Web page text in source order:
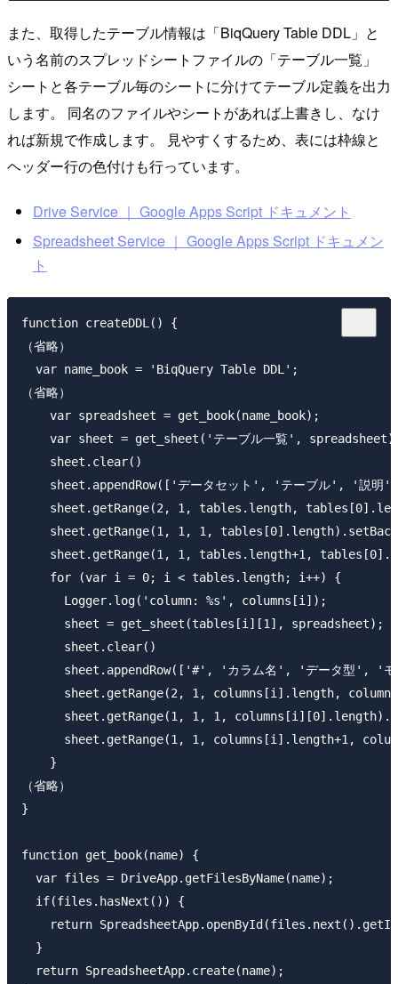
また、取得したテーブル情報は「BiqQuery Table DDL」と
いう名前のスプレッドシートファイルの「テーブル一覧」
シートと各テーブル毎のシートに分けてテーブル定義を出力
します。 同名のファイルやシートがあれば上書きし、なけ
れば新規で作成します。 見やすくするため、表には枠線と
ヘッダー行の色付けも行っています。
Drive Service ｜ Google Apps Script ドキュメント
Spreadsheet Service ｜ Google Apps Script ドキュメン
ト
function createDDL() {
（省略）
  var name_book = 'BiqQuery Table DDL';
（省略）
    var spreadsheet = get_book(name_book);
var sheet = get_sheet('テーブル一覧',
    sheet.clear()
sheet.appendRow(['データセット', 'テーブル', '説明
sheet.getRange(2, 1, tables.length,
sheet.getRange(1, 1, 1,
sheet.getRange(1, 1, tables.length+1,
    for (var i = 0; i < tables.length; i++) {
      Logger.log('column: %s', columns[i]);
      sheet = get_sheet(tables[i][1], spreadsheet);
      sheet.clear()
sheet.appendRow(['#', 'カラム名', 'データ型', '
sheet.getRange(2, 1, columns[i].length,
sheet.getRange(1, 1, 1,
sheet.getRange(1, 1, columns[i].length+1,
    }
（省略）
}
function get_book(name) {
  var files = DriveApp.getFilesByName(name);
  if(files.hasNext()) {
return
  }
  return SpreadsheetApp.create(name);